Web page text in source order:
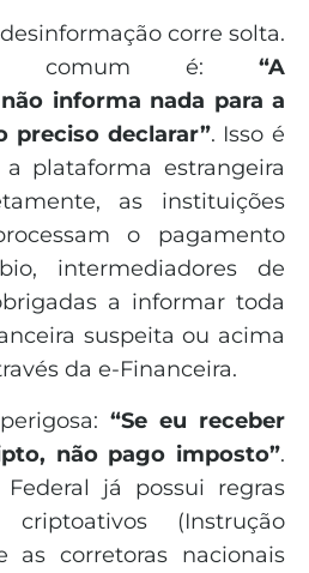
corre solta.
comum é: “A
informa nada para a
preciso declarar”. Isso é
plataforma estrangeira
as instituições
o pagamento
intermediadores de
a informar toda
suspeita ou acima
da e-Financeira.
perigosa: “Se eu receber
não pago imposto”.
já possui regras
(Instrução
as corretoras nacionais